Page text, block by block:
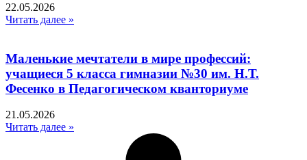
22.05.2026
Читать далее »
Маленькие мечтатели в мире профессий:
учащиеся 5 класса гимназии №30 им. Н.Т.
Фесенко в Педагогическом кванториуме
21.05.2026
Читать далее »